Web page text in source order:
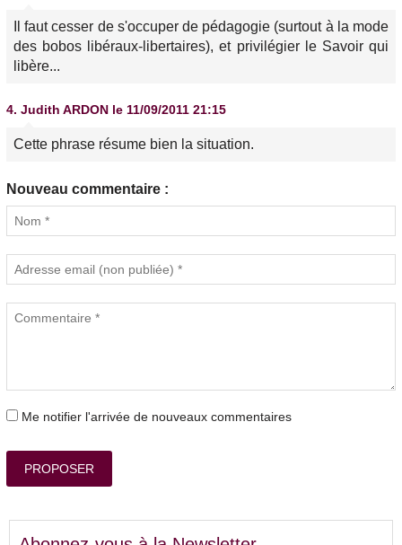
Il faut cesser de s'occuper de pédagogie (surtout à la mode
des bobos libéraux-libertaires), et privilégier le Savoir qui
libère...
4. Judith ARDON le 11/09/2011 21:15
Cette phrase résume bien la situation.
Nouveau commentaire :
Me notifier l'arrivée de nouveaux commentaires
PROPOSER